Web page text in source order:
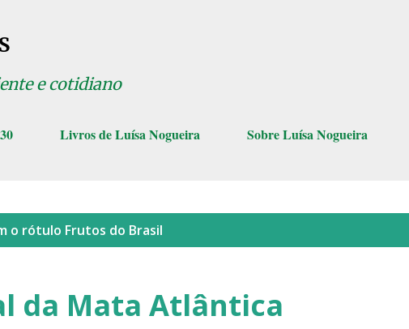
e cotidiano
Livros de Luísa Nogueira Sobre Luísa Nogueira
o rótulo Frutos do Brasil
da Mata Atlântica